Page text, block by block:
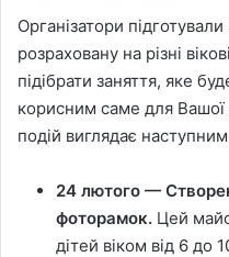
Організатори
розраховану на різні
підібрати заняття, яке
корисним саме для
подій виглядає
24 лютого —
фоторамок. Цей
дітей віком від 6 до